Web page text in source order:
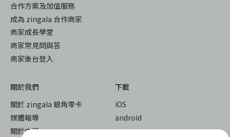
合作方案及加值服務
成為 zingala 合作商家
商家成長學堂
商家常見問與答
商家後台登入
關於我們
關於 zingala 銀角零卡
媒體報導
關於中租
下載
iOS
android